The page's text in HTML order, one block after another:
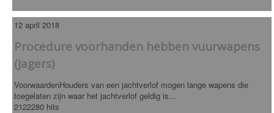
12 april 2018
Procedure voorhanden hebben vuurwapens
(jagers)
VoorwaardenHouders van een jachtverlof mogen lange wapens die
toegelaten zijn waar het jachtverlof geldig is…
2122280 hits